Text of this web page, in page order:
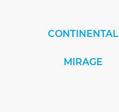
CONTINENTAL
MIRAGE